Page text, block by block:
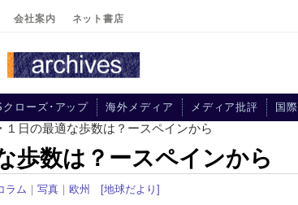
会社案内 ネット書店
クローズ･アップ 海外メディア メディア批評 国際
１日の最適な歩数は？ースペインから
歩数は？ースペインから
ラム ｜ 写真 ｜ 欧州 [地球だより]